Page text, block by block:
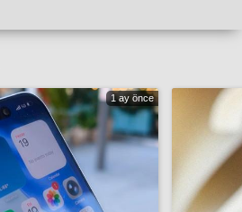
1 ay önce